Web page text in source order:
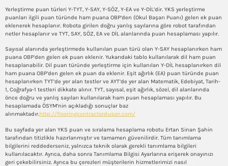
Yerleştirme puan türleri Y-TYT, Y-SAY, Y-SÖZ, Y-EA ve Y-DİL’dir. YKS yerleştirme
puanları ilgili puan türünde ham puana OBP’den (Okul Başarı Puanı) gelen ek puan
eklenerek hesaplanır. Robota girilen doğru yanlış sayılarına göre robot tarafından
netler hesaplanır ve TYT, SAY, SÖZ, EA ve DİL alanlarında puan hesaplaması yapılır.
Sayısal alanında yerleştirmede kullanılan puan türü olan Y-SAY hesaplanırken ham
puana OBP’den gelen ek puan eklenir. Yukarıdaki tablo kullanılarak dil ham puan
hesaplanabilir. Dil puan türünde yerleştirme için kullanılan Y-DİL hesaplanırken dil
ham puana OBP’den gelen ek puan da eklenir. Eşit ağırlık (EA) puan türünde puan
hesaplanırken TYT’de yer alan testler ve AYT’de yer alan Matematik, Edebiyat, Tarih-
1, Coğrafya-1 testleri dikkate alınır. TYT, sayısal, eşit ağırlık, sözel, dil alanlarında
önce doğru ve yanlış sayıları kullanılarak ham puan hesaplaması yapılır. Bu
hesaplamada ÖSYM’nin açıkladığı sonuçlar baz
alınmaktadır.http://flooringcontractorduson.com/
Bu sayfada yer alan YKS puan ve sıralama hesaplama robotu Ertan Sinan Şahin
tarafından titizlikle hazırlanmıştır ve tamamen güvenilirdir. Tüm tanımlama
bilgilerini reddederseniz, yalnızca teknik olarak gerekli tanımlama bilgileri
kullanılacaktır. Ayrıca, daha sonra Tanımlama Bilgisi Ayarlarına erişerek onayınızı
geri çekebilirsiniz. Ayrıca bu çerezleri müşterilerin hizmetlerimizi nasıl